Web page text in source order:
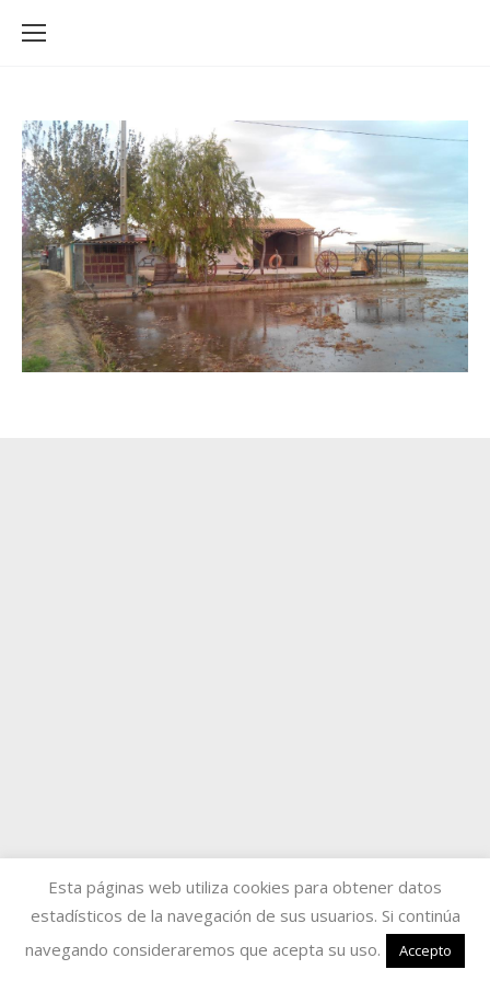
Esta páginas web utiliza cookies para obtener datos
estadísticos de la navegación de sus usuarios. Si continúa
navegando consideraremos que acepta su uso.
Accepto